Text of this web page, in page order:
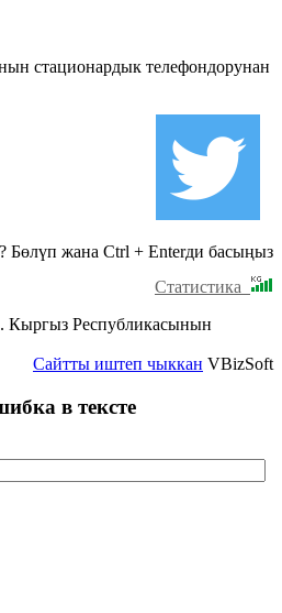
стационардык телефондорунан
Бөлүп жана Ctrl + Enterди басыңыз
Статистика
Кыргыз Республикасынын
Сайтты иштеп чыккан VBizSoft
в тексте